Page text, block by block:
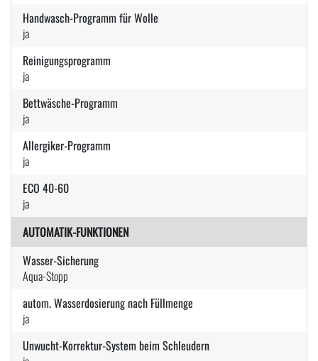
Handwasch-Programm für Wolle
ja
Reinigungsprogramm
ja
Bettwäsche-Programm
ja
Allergiker-Programm
ja
ECO 40-60
ja
AUTOMATIK-FUNKTIONEN
Wasser-Sicherung
Aqua-Stopp
autom. Wasserdosierung nach Füllmenge
ja
Unwucht-Korrektur-System beim Schleudern